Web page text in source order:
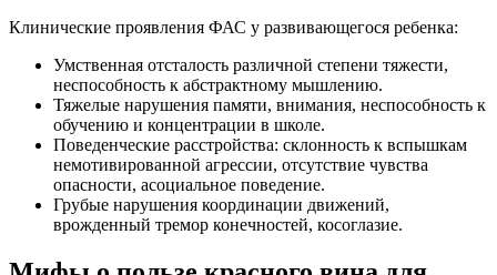
Клинические проявления ФАС у развивающегося ребенка:
Умственная отсталость различной степени тяжести,
неспособность к абстрактному мышлению.
Тяжелые нарушения памяти, внимания, неспособность к
обучению и концентрации в школе.
Поведенческие расстройства: склонность к вспышкам
немотивированной агрессии, отсутствие чувства
опасности, асоциальное поведение.
Грубые нарушения координации движений,
врожденный тремор конечностей, косоглазие.